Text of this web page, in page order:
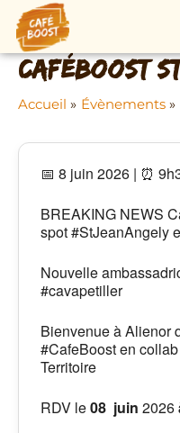
Aller
contenu
CaféBoost
Accueil Évènements
📅 8 juin 2026 | ⏰
BREAKING NEWS
spot #StJeanAngely
Nouvelle
#cavapetiller
Bienvenue à Alienor
#CafeBoost en
Territoire
RDV le08 juin 2026